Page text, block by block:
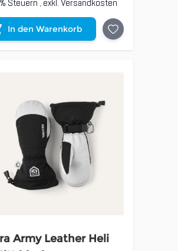
Steuern , exkl.Versandkosten
In den Warenkorb
Army Leather Heli